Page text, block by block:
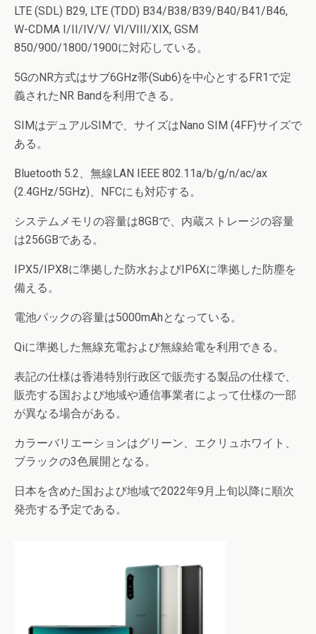
LTE (SDL) B29, LTE (TDD) B34/B38/B39/B40/B41/B46,
W-CDMA I/II/IV/V/ VI/VIII/XIX, GSM
850/900/1800/1900に対応している。
5GのNR方式はサブ6GHz帯(Sub6)を中心とするFR1で定
義されたNR Bandを利用できる。
SIMはデュアルSIMで、サイズはNano SIM (4FF)サイズで
ある。
Bluetooth 5.2、無線LAN IEEE 802.11a/b/g/n/ac/ax
(2.4GHz/5GHz)、NFCにも対応する。
システムメモリの容量は8GBで、内蔵ストレージの容量
は256GBである。
IPX5/IPX8に準拠した防水およびIP6Xに準拠した防塵を
備える。
電池パックの容量は5000mAhとなっている。
Qiに準拠した無線充電および無線給電を利用できる。
表記の仕様は香港特別行政区で販売する製品の仕様で、
販売する国および地域や通信事業者によって仕様の一部
が異なる場合がある。
カラーバリエーションはグリーン、エクリュホワイト、
ブラックの3色展開となる。
日本を含めた国および地域で2022年9月上旬以降に順次
発売する予定である。